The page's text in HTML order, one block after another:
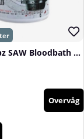
Insane Labz SAW Bloodbath Pump PWO, 40 serv.
Overvåg